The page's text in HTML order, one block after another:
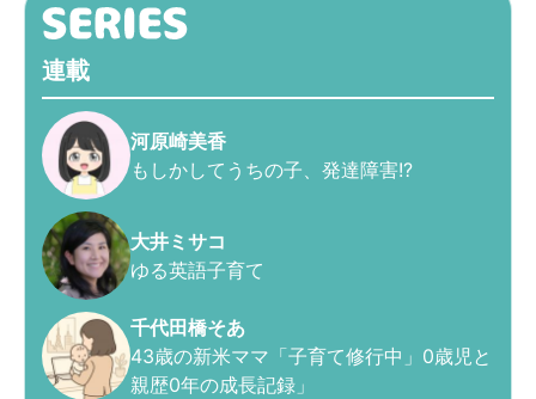
連載
河原崎美香
もしかしてうちの子、発達障害!?
大井ミサコ
ゆる英語子育て
千代田橋そあ
43歳の新米ママ「子育て修行中」0歳児と
親歴0年の成長記録」